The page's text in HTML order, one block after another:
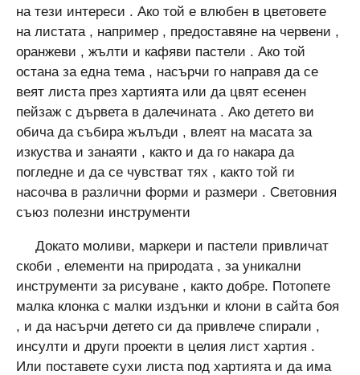
на тези интереси . Ако той е влюбен в цветовете
на листата , например , предоставяне на червени ,
оранжеви , жълти и кафяви пастели . Ако той
остана за една тема , насърчи го направя да се
веят листа през хартията или да цвят есенен
пейзаж с дървета в далечината . Ако детето ви
обича да събира жълъди , влеят на масата за
изкуства и занаяти , както и да го накара да
погледне и да се чувстват тях , както той ги
насочва в различни форми и размери . Световния
съюз полезни инструменти
Докато моливи, маркери и пастели привличат
скоби , елементи на природата , за уникални
инструменти за рисуване , както добре. Потопете
малка клонка с малки издънки и клони в сайта боя
, и да насърчи детето си да привлече спирали ,
инсулти и други проекти в целия лист хартия .
Или поставете сухи листа под хартията и да има